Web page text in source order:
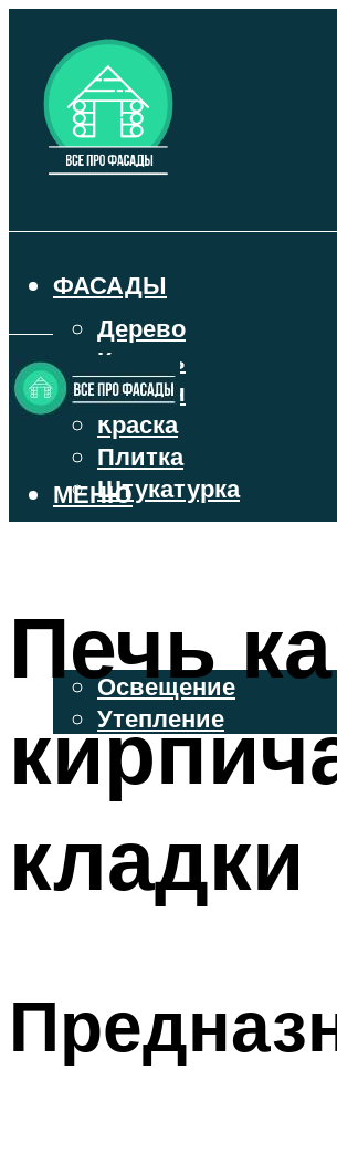
ФАСАДЫ
Дерево
Камень
Кирпич
Краска
Плитка
Штукатурка
ВЕНТИЛИРУЕМЫЕ
ОСВЕЩЕНИЕ И
Освещение
Утепление
ДЕКОР
МЕНЮ
МЕНЮ
Печь
кладки